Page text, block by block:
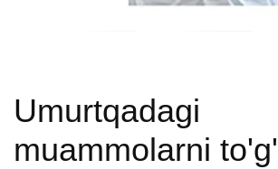
Umurtqadagi
muammolarni